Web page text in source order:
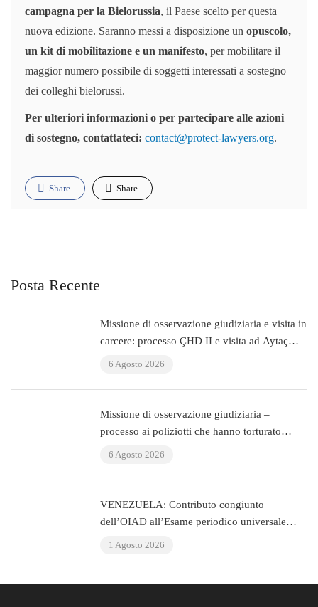
campagna per la Bielorussia, il Paese scelto per questa
nuova edizione. Saranno messi a disposizione un opuscolo,
un kit di mobilitazione e un manifesto, per mobilitare il
maggior numero possibile di soggetti interessati a sostegno
dei colleghi bielorussi.
Per ulteriori informazioni o per partecipare alle azioni
di sostegno, contattateci: contact@protect-lawyers.org.
Share Share
Posta Recente
Missione di osservazione giudiziaria e visita in
carcere: processo ÇHD II e visita ad Aytaç
6 Agosto 2026
Missione di osservazione giudiziaria –
processo ai poliziotti che hanno torturato
6 Agosto 2026
VENEZUELA: Contributo congiunto
dell’OIAD all’Esame periodico universale
1 Agosto 2026